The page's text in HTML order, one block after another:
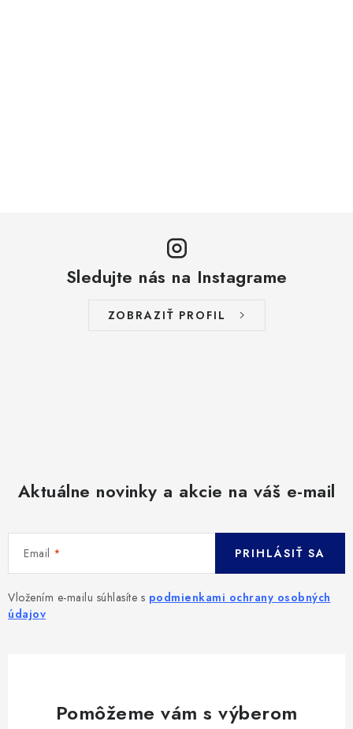
Sledujte nás na Instagrame
ZOBRAZIŤ PROFIL
Aktuálne novinky a akcie na váš e-mail
Email
Vložením e-mailu súhlasíte s podmienkami ochrany osobných
údajov
PRIHLÁSIŤ SA
Pomôžeme vám s výberom